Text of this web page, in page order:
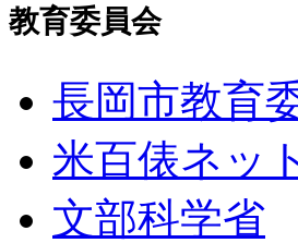
教育委員会
長岡市教育
米百俵ネッ
文部科学省